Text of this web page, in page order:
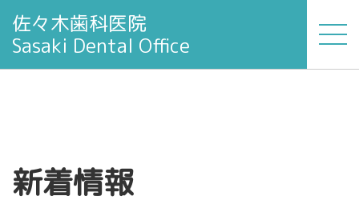
佐々木歯科医院
Sasaki Dental Office
新着情報